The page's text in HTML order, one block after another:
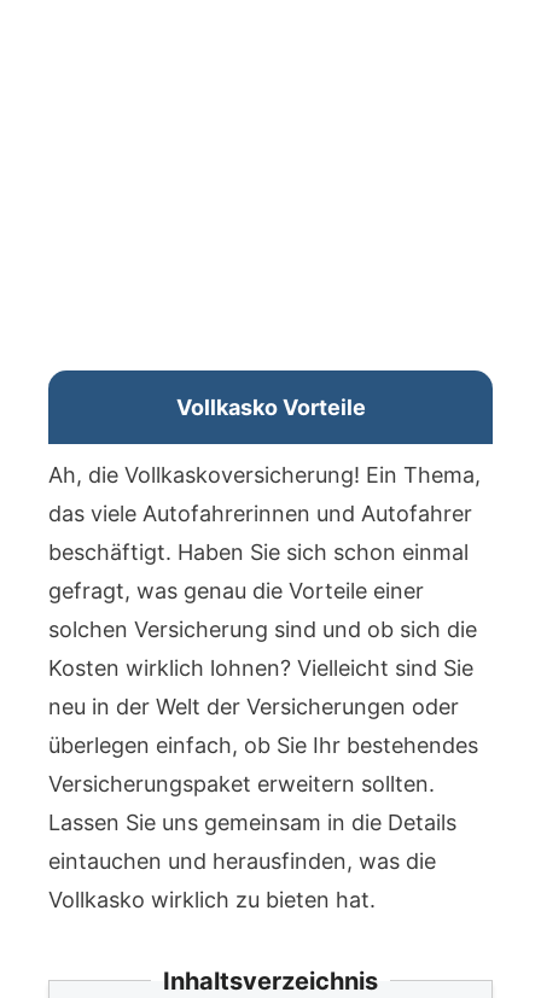
Vollkasko Vorteile
Ah, die Vollkaskoversicherung! Ein Thema,
das viele Autofahrerinnen und Autofahrer
beschäftigt. Haben Sie sich schon einmal
gefragt, was genau die Vorteile einer
solchen Versicherung sind und ob sich die
Kosten wirklich lohnen? Vielleicht sind Sie
neu in der Welt der Versicherungen oder
überlegen einfach, ob Sie Ihr bestehendes
Versicherungspaket erweitern sollten.
Lassen Sie uns gemeinsam in die Details
eintauchen und herausfinden, was die
Vollkasko wirklich zu bieten hat.
Inhaltsverzeichnis